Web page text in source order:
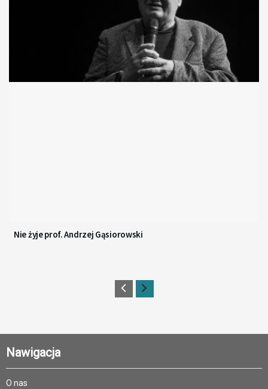
Nie żyje prof. Andrzej Gąsiorowski
Nawigacja
O nas